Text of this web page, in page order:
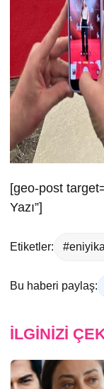
[geo-post
Yazı”]
Etiketler:
Bu haberi paylaş:
İLGINIZI